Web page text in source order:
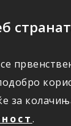
за
.
ЗА НАС